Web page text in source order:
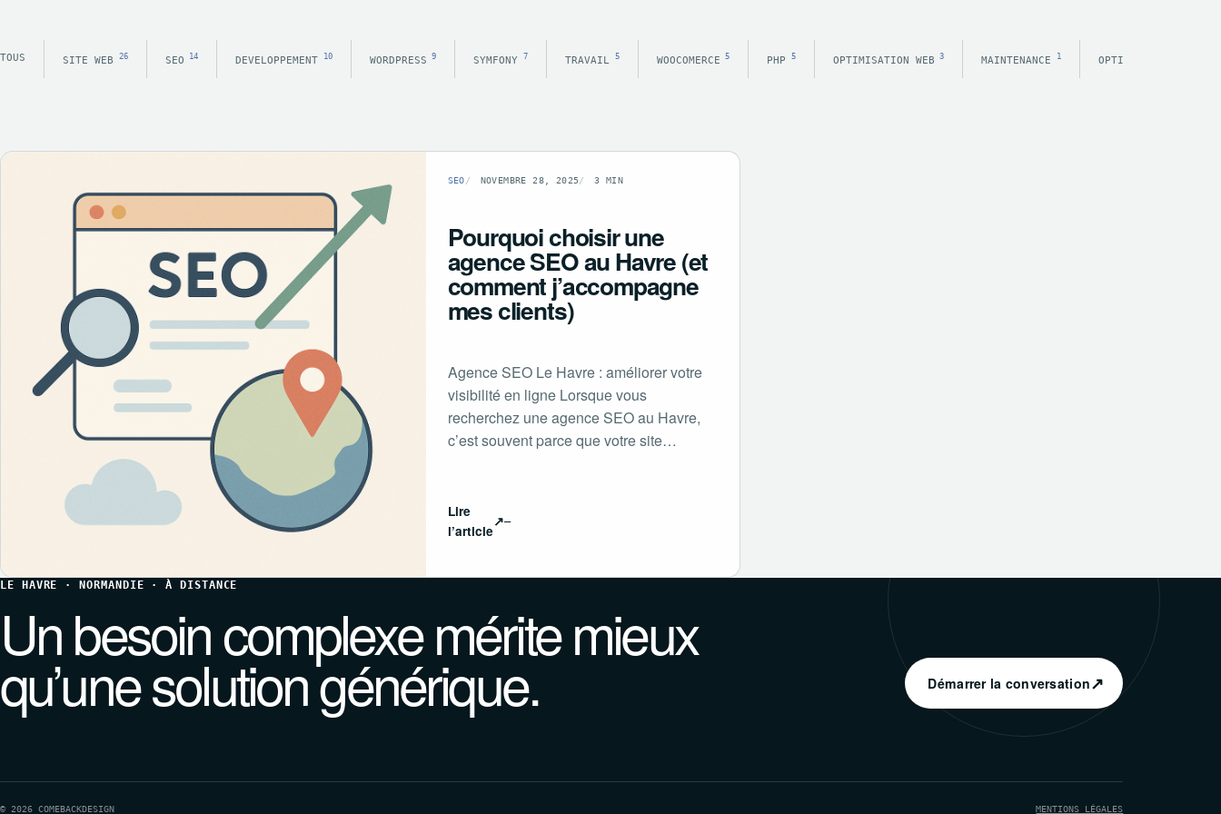
TOUS SITE WEB 26 SEO 14 DEVELOPPEMENT 10 WORDPRESS 9 SYMFONY 7 TRAVAIL 5 WOOCOMERCE 5 PHP 5 OPTIMISATION WEB 3 MAINTENANCE 1 OPTIMISATION E-
SEO NOVEMBRE 28, 2025 3 MIN
Pourquoi choisir une
agence SEO au Havre (et
comment j’accompagne
mes clients)
Agence SEO Le Havre : améliorer votre
visibilité en ligne Lorsque vous
recherchez une agence SEO au Havre,
c’est souvent parce que votre site…
Lire
l’article
↗
LE HAVRE · NORMANDIE · À DISTANCE
Un besoin complexe mérite mieux
qu’une solution générique. Démarrer la conversation↗
© 2026 COMEBACKDESIGN MENTIONS LÉGALES